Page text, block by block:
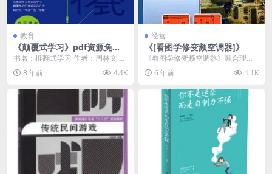
教育
《颠覆式学习》pdf资源免费
下载
书名：推翻式学习 作者：周林文 出
版社：电子工业出版社 出版年：20
19-5-1...
3 年前 4.4K
经营
《[看图学修变频空调器]》
《看图学修变频空调器》融合理论
与实践，比较全面地介绍了新型变
频空调器整机的工作原...
6 年前 1.1K